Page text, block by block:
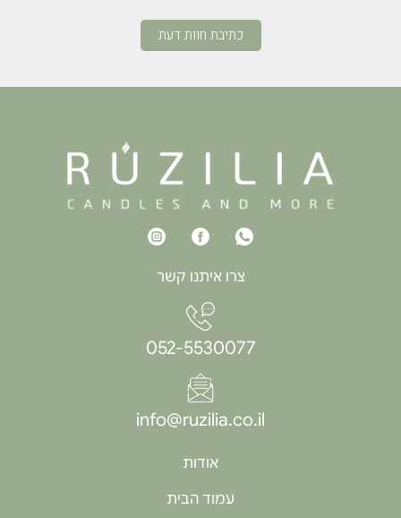
כתיבת חוות דעת
צרו איתנו קשר
052-5530077
info@ruzilia.co.il
אודות
עמוד הבית